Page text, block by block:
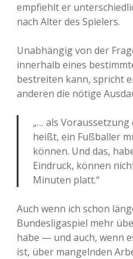
empfiehlt er
nach Alter des Spielers.
Unabhängig von der
innerhalb eines
bestreiten kann, spricht
anderen die nötige
„… als Voraussetzung
heißt, ein Fußballer
können. Und das,
Eindruck, können
Minuten platt.“
Auch wenn ich schon
Bundesligaspiel mehr
habe — und auch, wenn
ist, über mangelnden